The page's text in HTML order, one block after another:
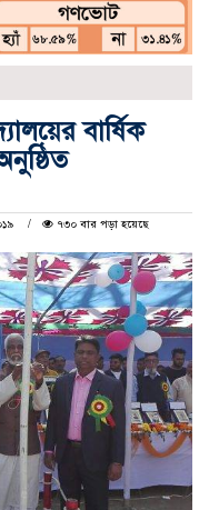
বার্ষিক
৭৩০ বার পড়া হয়েছে